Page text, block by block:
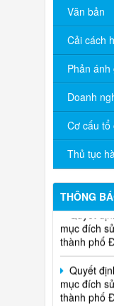
Văn bản
Cải cách
Phản ánh
Doanh
Cơ cấu tổ
Thủ tục
THÔNG
Về việc
quy định
Quyết
mục đích
Quyết
mục đích
thành phố
Quyết
mục đích
thành phố